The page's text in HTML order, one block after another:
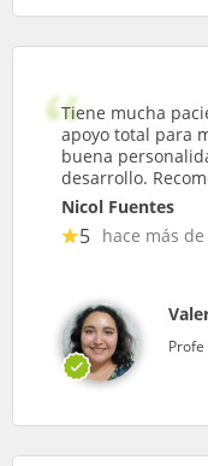
Tiene mucha
apoyo total para
buena
desarrollo.
Nicol Fuentes
5 hace más